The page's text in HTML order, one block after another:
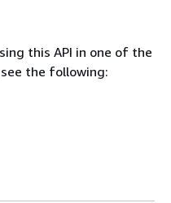
this API in one of the
see the following: